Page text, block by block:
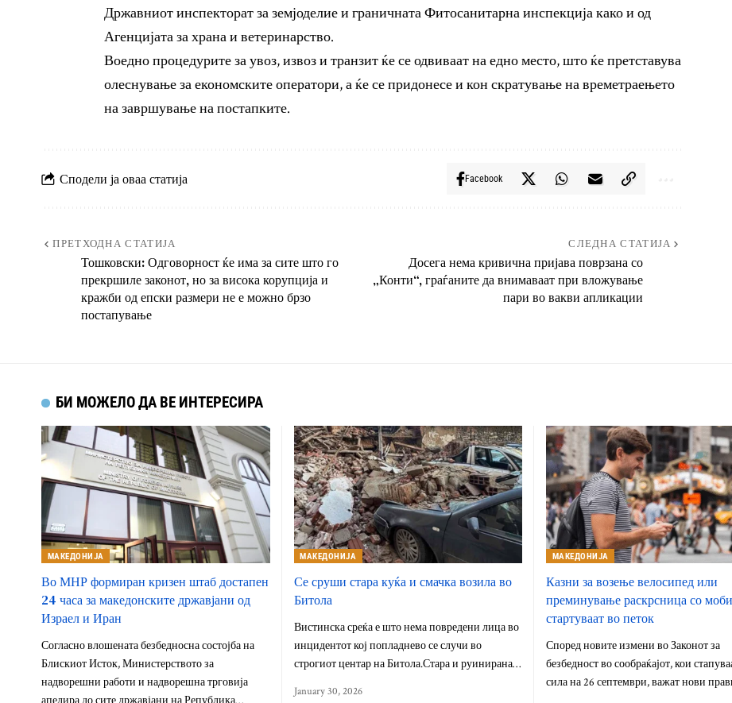
Државниот инспекторат за земјоделие и граничната Фитосанитарна инспекција како и од
Агенцијата за храна и ветеринарство.
Воедно процедурите за увоз, извоз и транзит ќе се одвиваат на едно место, што ќе претставува
олеснување за економските оператори, а ќе се придонесе и кон скратување на времетраењето
на завршување на постапките.
Сподели ја оваа статија Facebook
ПРЕТХОДНА СТАТИЈА
Тошковски: Одговорност ќе има за сите што го
прекршиле законот, но за висока корупција и
кражби од епски размери не е можно брзо
постапување
СЛЕДНА СТАТИЈА
Досега нема кривична пријава поврзана со
„Конти“, граѓаните да внимаваат при вложување
пари во вакви апликации
БИ МОЖЕЛО ДА ВЕ ИНТЕРЕСИРА
МАКЕДОНИЈА
Во МНР формиран кризен штаб достапен
24 часа за македонските државјани од
Израел и Иран
Согласно влошената безбедносна состојба на
Блискиот Исток, Министерството за
надворешни работи и надворешна трговија
МАКЕДОНИЈА
Се сруши стара куќа и смачка возила во
Битола
Вистинска среќа е што нема повредени лица во
инцидентот кој попладнево се случи во
строгиот центар на Битола.Стара и руинирана…
January 30, 2026
МАКЕДОНИЈА
Казни за возење велосипед или
преминување раскрсница со
стартуваат во петок
Според новите измени во Законот за
безбедност во сообраќајот, кои
сила на 26 септември, важат нови